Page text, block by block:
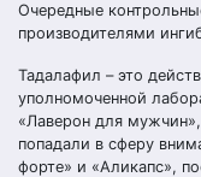
Очередные
производителями
Тадалафил – это
уполномоченной
«Лаверон для
попадали в сферу
форте» и «Аликапс»,